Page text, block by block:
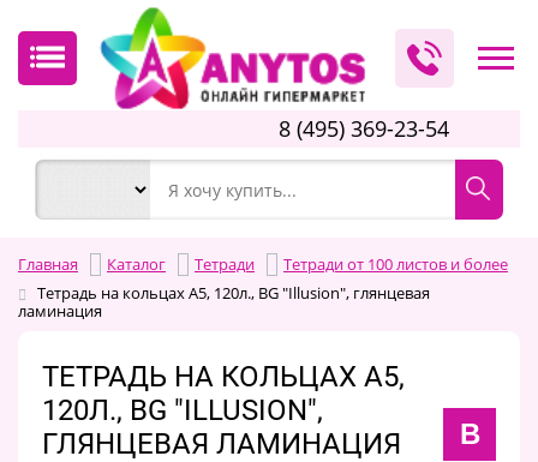
8 (495) 369-23-54
Главная Каталог Тетради
Тетради от 100 листов и более
Тетрадь на кольцах А5, 120л., BG "Illusion", глянцевая
ламинация
ТЕТРАДЬ НА КОЛЬЦАХ А5,
120Л., BG "ILLUSION",
ГЛЯНЦЕВАЯ ЛАМИНАЦИЯ
B